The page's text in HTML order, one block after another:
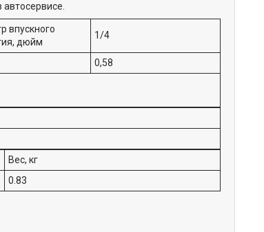
впускного
дюйм
1/4
0,58
Вес, кг
0.83